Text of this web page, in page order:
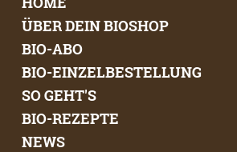
ÜBER DEIN BIOSHOP
BIO-ABO
BIO-EINZELBESTELLUNG
SO GEHT'S
BIO-REZEPTE
NEWS